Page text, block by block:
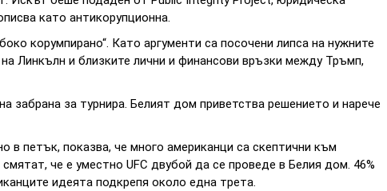
като антикорупционна.
корумпирано“. Като аргументи са посочени липса на нужните
Линкълн и близките лични и финансови връзки между Тръмп,
забрана за турнира. Белият дом приветства решението и нарече
в петък, показва, че много американци са скептични към
че е уместно UFC двубой да се проведе в Белия дом. 46%
идеята подкрепя около една трета.